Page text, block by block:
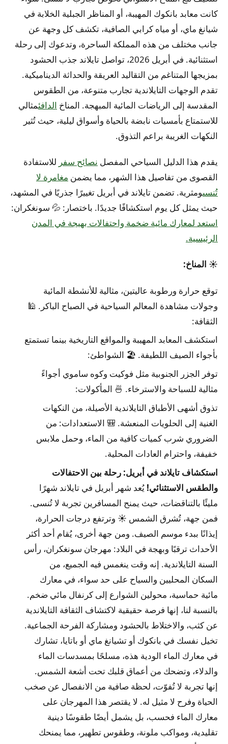
كانت معابد بانكوك المهيبة، أو المناظر الجبلية الخلابة في
شيانغ ماي، أو مياه كرابي الصافية، تكشف كل وجهة عن
جانب مختلف من هذه المملكة الساحرة، وتدعوك إلى رحلة
استثنائية. في أبريل 2026، تواصل تايلاند جذب الحشود
بمزيجها المتناغم من التقاليد العريقة والحداثة الديناميكية.
تقدم الوجهات التايلاندية تجارب متنوعة، من الطقوس
المقدسة إلى الرياضات المائية المبهجة. المناخ الدافئمثالي
للاستمتاع بأمسيات نابضة بالحياة وأسواق ليلية، حيث تُثير
النكهات الغريبة براعم التذوق.
يقدم هذا الدليل السياحي المفصل نصائح سفر للاستفادة
القصوى من تفاصيل هذا الشهر، مما يضمن مغامرة لا
تُنسىومثرية. تضمن تايلاند في أبريل تغييرًا جذريًا في المشهد،
حيث يمثل كل يوم استكشافًا جديدًا. باختصار: 💦 سونغكران:
استعد لمعارك مائية ضخمة واحتفالات بهيجة في المدن
الرئيسية.
☀️ المناخ:
توقع حرارة ورطوبة عاليتين، مثالية للأنشطة المائية
وجولات مشاهدة المعالم السياحية في الصباح الباكر. 🕌
الثقافة:
استكشف المعابد المهيبة والمواقع التاريخية بينما تستمتع
بأجواء الصيف اللطيفة. 🏖️ الشواطئ:
توفر الجزر الجنوبية مثل فوكيت وكوه ساموي أجواءً
مثالية للسباحة والاسترخاء. 🍜 المأكولات:
تذوق أشهى الأطباق التايلاندية الأصيلة، من النكهات
الغنية إلى الحلويات المنعشة. 🎒 الاستعدادات: من
الضروري شرب كميات كافية من الماء، وحمل ملابس
خفيفة، واحترام العادات المحلية.
استكشاف تايلاند في أبريل: رحلة بين الاحتفالات
والطقس الاستثنائي!يُعد شهر أبريل في تايلاند شهرًا
مليئًا بالتناقضات، حيث يمنح المسافرين تجربة لا تُنسى.
فمن جهة، تُشرق الشمس ☀️ وترتفع درجات الحرارة،
إيذانًا ببدء موسم الصيف. ومن جهة أخرى، يُقام أحد أكثر
الأحداث ترقبًا وبهجة في البلاد: مهرجان سونغكران، رأس
السنة التايلاندية. إنه وقت ينغمس فيه الجميع، من
السكان المحليين والسياح على حد سواء، في معارك
مائية حماسية، محولين الشوارع إلى كرنفال مائي ضخم.
بالنسبة لنا، إنها فرصة حقيقية لاكتشاف الثقافة التايلاندية
عن كثب، والاختلاط بالحشود ومشاركة الفرحة الجماعية.
تخيل نفسك في بانكوك أو تشيانغ ماي أو باتايا، تشارك
في معارك الماء الودية هذه، مسلحًا بمسدسات الماء
والدلاء، وتضحك من أعماق قلبك تحت أشعة الشمس.
إنها تجربة لا تُفوّت، لحظة صافية من الانفصال عن صخب
الحياة وفرح لا مثيل له. لا يقتصر هذا المهرجان على
معارك الماء فحسب، بل يشمل أيضًا طقوسًا دينية
تقليدية، ومواكب ملونة، وطقوس تطهير، مما يمنحك